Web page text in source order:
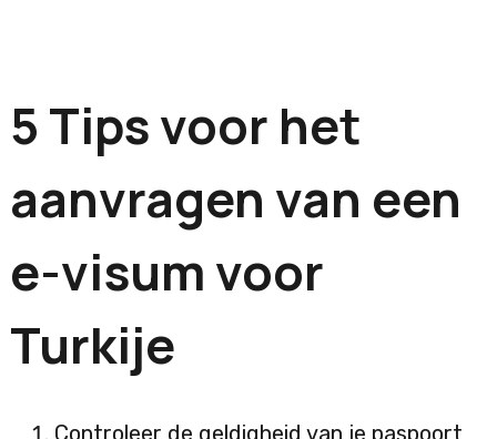
5 Tips voor het
aanvragen van een
e-visum voor
Turkije